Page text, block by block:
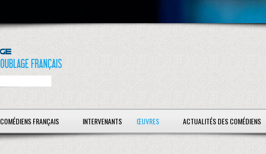
COMÉDIENS FRANÇAIS INTERVENANTS ŒUVRES ACTUALITÉS DES COMÉDIENS